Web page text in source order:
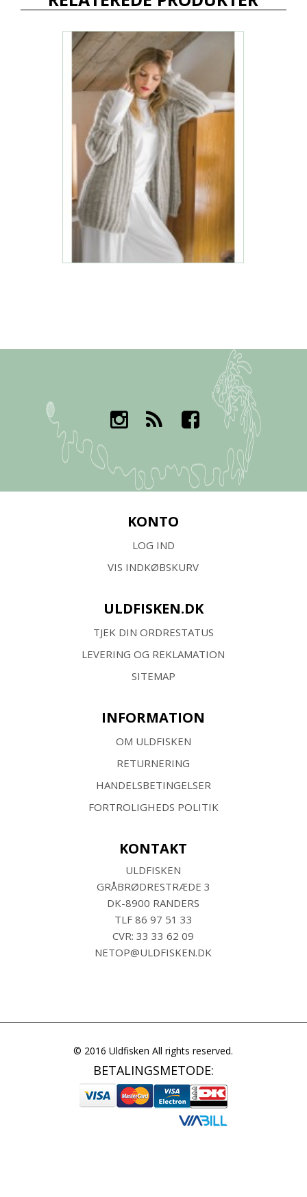
KONTO
LOG IND
VIS INDKØBSKURV
ULDFISKEN.DK
TJEK DIN ORDRESTATUS
LEVERING OG REKLAMATION
SITEMAP
INFORMATION
OM ULDFISKEN
RETURNERING
HANDELSBETINGELSER
FORTROLIGHEDS POLITIK
KONTAKT
ULDFISKEN
GRÅBRØDRESTRÆDE 3
DK-8900 RANDERS
TLF 86 97 51 33
CVR: 33 33 62 09
NETOP@ULDFISKEN.DK
© 2016 Uldfisken All rights reserved.
BETALINGSMETODE: